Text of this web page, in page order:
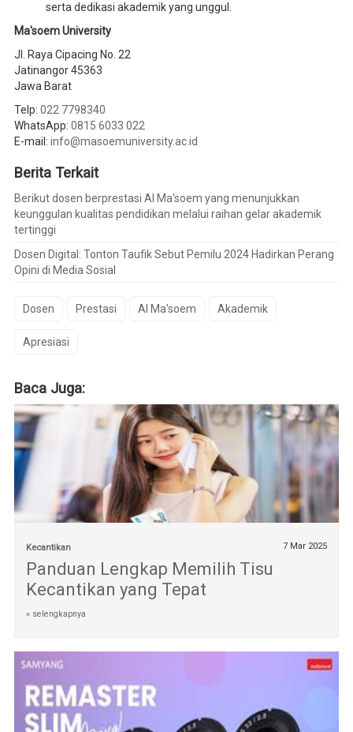
serta dedikasi akademik yang unggul.
Ma'soem University
Jl. Raya Cipacing No. 22
Jatinangor 45363
Jawa Barat
Telp: 022 7798340
WhatsApp: 0815 6033 022
E-mail: info@masoemuniversity.ac.id
Berita Terkait
Berikut dosen berprestasi Al Ma'soem yang menunjukkan
keunggulan kualitas pendidikan melalui raihan gelar akademik
tertinggi
Dosen Digital: Tonton Taufik Sebut Pemilu 2024 Hadirkan Perang
Opini di Media Sosial
Dosen Prestasi Al Ma'soem Akademik
Apresiasi
Baca Juga:
Kecantikan 7 Mar 2025
Panduan Lengkap Memilih Tisu
Kecantikan yang Tepat
» selengkapnya